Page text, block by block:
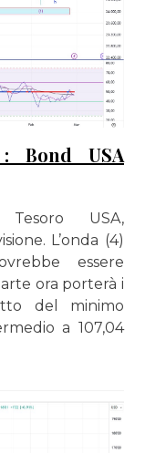
Bond USA
USA,
L’onda (4)
essere
ora porterà i
del minimo
a 107,04